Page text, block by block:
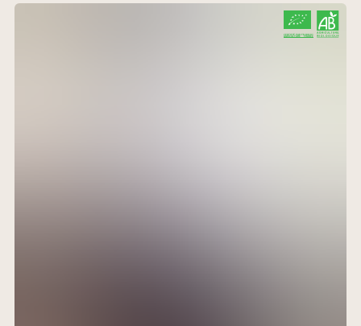
CERTIFIÉ PAR FR-BIO-01
AGRICULTURE FRANCE